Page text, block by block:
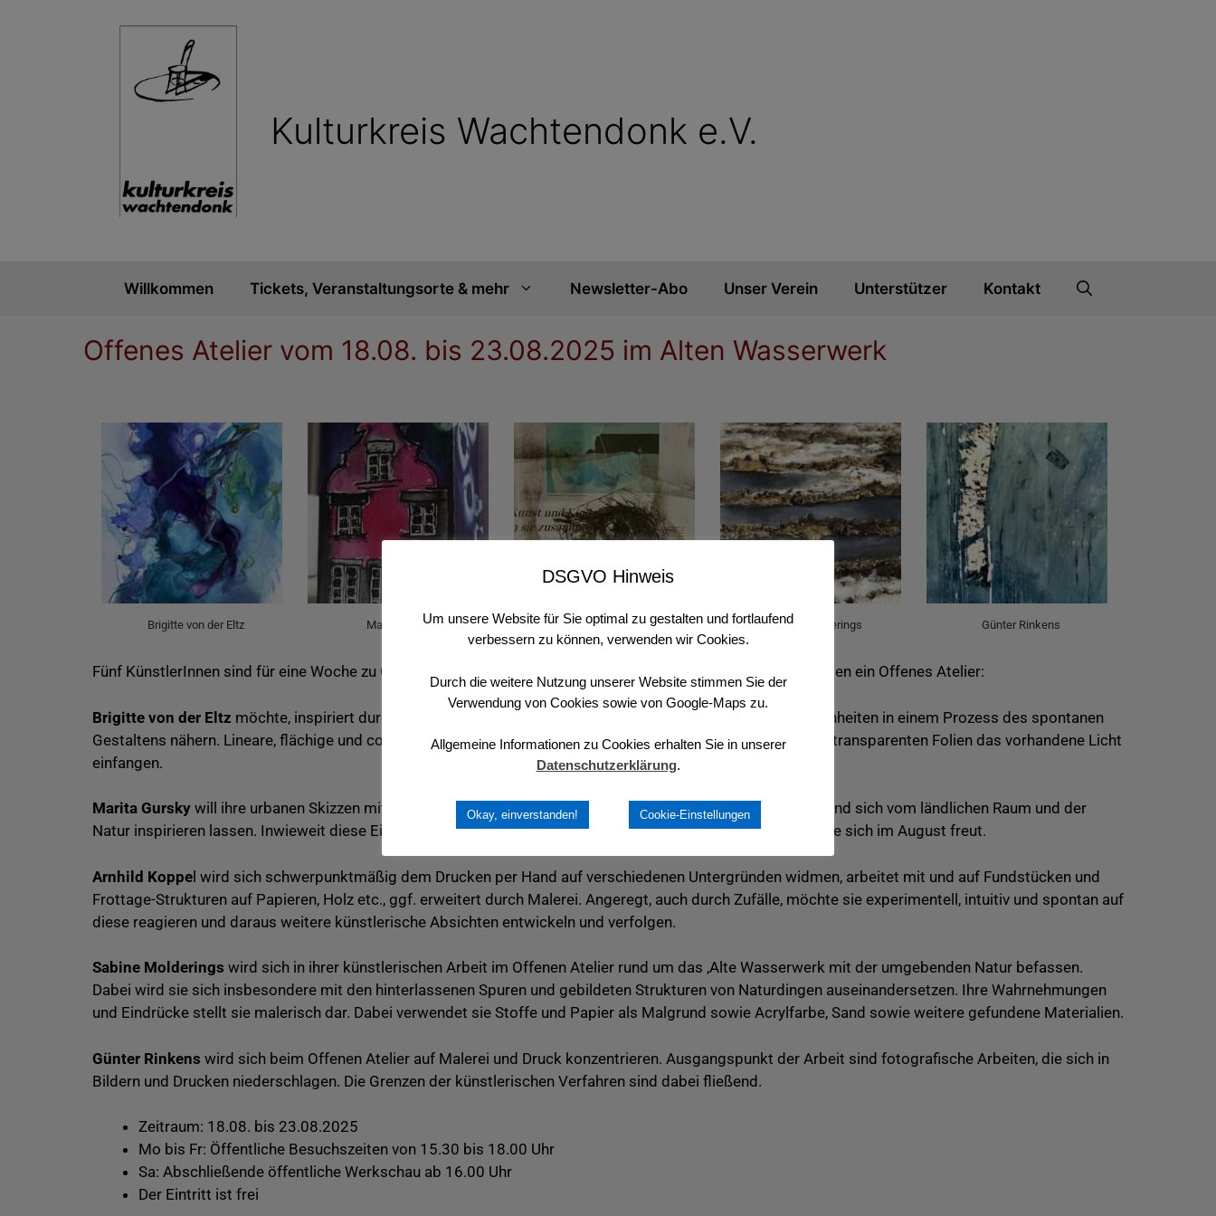
Kulturkreis Wachtendonk e.V.
Willkommen Tickets, Veranstaltungsorte & mehr Newsletter-Abo Unser Verein Unterstützer Kontakt
Offenes Atelier vom 18.08. bis 23.08.2025 im Alten Wasserwerk
Brigitte von der Eltz Marita Gursky Arnhild Koppel Sabine Molderings Günter Rinkens
Fünf KünstlerInnen sind für eine Woche zu Gast im Alten Wasserwerk in Wachtendonk (Fliethweg 44) und bieten ein Offenes Atelier:
Brigitte von der Eltz möchte, inspiriert durch das Wasserwerk und den umgebenden Raum, sich den Gegebenheiten in einem Prozess des spontanen
Gestaltens nähern. Lineare, flächige und collageartige Elemente können auf verschiedenen Papieren, Stoffen, transparenten Folien das vorhandene Licht
einfangen.
Marita Gursky will ihre urbanen Skizzen mit Tusche und Farbstift durch niederrheinische Einflüsse erweitern und sich vom ländlichen Raum und der
Natur inspirieren lassen. Inwieweit diese Einflüsse umgewandelt werden, ist eine spannende Aktion, auf die sie sich im August freut.
Arnhild Koppel wird sich schwerpunktmäßig dem Drucken per Hand auf verschiedenen Untergründen widmen, arbeitet mit und auf Fundstücken und
Frottage-Strukturen auf Papieren, Holz etc., ggf. erweitert durch Malerei. Angeregt, auch durch Zufälle, möchte sie experimentell, intuitiv und spontan auf
diese reagieren und daraus weitere künstlerische Absichten entwickeln und verfolgen.
Sabine Molderings wird sich in ihrer künstlerischen Arbeit im Offenen Atelier rund um das ‚Alte Wasserwerk mit der umgebenden Natur befassen.
Dabei wird sie sich insbesondere mit den hinterlassenen Spuren und gebildeten Strukturen von Naturdingen auseinandersetzen. Ihre Wahrnehmungen
und Eindrücke stellt sie malerisch dar. Dabei verwendet sie Stoffe und Papier als Malgrund sowie Acrylfarbe, Sand sowie weitere gefundene Materialien.
Günter Rinkens wird sich beim Offenen Atelier auf Malerei und Druck konzentrieren. Ausgangspunkt der Arbeit sind fotografische Arbeiten, die sich in
Bildern und Drucken niederschlagen. Die Grenzen der künstlerischen Verfahren sind dabei fließend.
Zeitraum: 18.08. bis 23.08.2025
Mo bis Fr: Öffentliche Besuchszeiten von 15.30 bis 18.00 Uhr
Sa: Abschließende öffentliche Werkschau ab 16.00 Uhr
Der Eintritt ist frei
DSGVO Hinweis
Um unsere Website für Sie optimal zu gestalten und fortlaufend
verbessern zu können, verwenden wir Cookies.
Durch die weitere Nutzung unserer Website stimmen Sie der
Verwendung von Cookies sowie von Google-Maps zu.
Allgemeine Informationen zu Cookies erhalten Sie in unserer
Datenschutzerklärung.
Okay, einverstanden! Cookie-Einstellungen